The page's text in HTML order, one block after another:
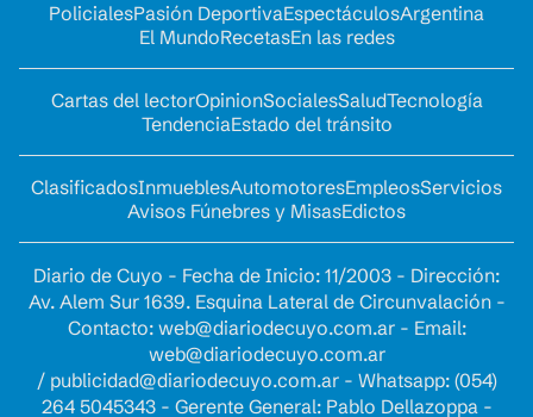
PolicialesPasión DeportivaEspectáculosArgentina
El MundoRecetasEn las redes
Cartas del lectorOpinionSocialesSaludTecnología
TendenciaEstado del tránsito
ClasificadosInmueblesAutomotoresEmpleosServicios
Avisos Fúnebres y MisasEdictos
Diario de Cuyo - Fecha de Inicio: 11/2003 - Dirección:
Av. Alem Sur 1639. Esquina Lateral de Circunvalación -
Contacto: web@diariodecuyo.com.ar- Email:
web@diariodecuyo.com.ar
/ publicidad@diariodecuyo.com.ar- Whatsapp: (054)
264 5045343 - Gerente General: Pablo Dellazoppa -